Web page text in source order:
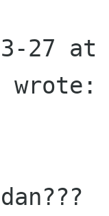
27
wrote: